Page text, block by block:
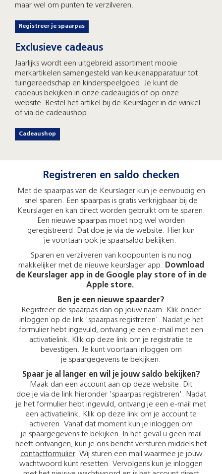
maar wel om punten te verzilveren.
Registreer je spaarpas
Exclusieve cadeaus
Jaarlijks wordt een uitgebreid assortiment mooie
merkartikelen samengesteld van keukenapparatuur tot
tuingereedschap en kinderspeelgoed. Je kunt de
cadeaus bekijken in onze cadeaugids of op onze
website. Bestel het artikel bij de Keurslager in de winkel
of via de cadeaushop.
Cadeaushop
Registreren en saldo checken
Met de spaarpas van de Keurslager kun je eenvoudig en
snel sparen. Een spaarpas is gratis verkrijgbaar bij de
Keurslager en kan direct worden gebruikt om te sparen.
Een nieuwe spaarpas moet nog wel worden
geregistreerd. Dat doe je via de website. Hier kun
je voortaan ook je spaarsaldo bekijken.
Sparen en verzilveren van kooppunten is nu nog
makkelijker met de nieuwe keurslager app. Download
de Keurslager app in de Google play store of in de
Apple store.
Ben je een nieuwe spaarder?
Registreer de spaarpas dan op jouw naam. Klik onder
inloggen op de link 'spaarpas registreren'. Nadat je het
formulier hebt ingevuld, ontvang je een e-mail met een
activatielink. Klik op deze link om je registratie te
bevestigen. Je kunt voortaan inloggen om
je spaargegevens te bekijken.
Spaar je al langer en wil je jouw saldo bekijken?
Maak dan een account aan op deze website. Dit
doe je via de link hieronder 'spaarpas registreren'. Nadat
je het formulier hebt ingevuld, ontvang je een e-mail met
een activatielink. Klik op deze link om je account te
activeren. Vanaf dat moment kun je inloggen om
je spaargegevens te bekijken. In het geval u geen mail
heeft ontvangen, kun je ons bericht versturen middels het
contactformulier. Wij sturen een mail waarmee je jouw
wachtwoord kunt resetten. Vervolgens kun je inloggen